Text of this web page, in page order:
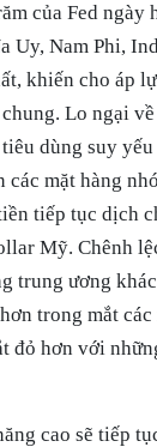
của Fed ngày
Uy, Nam Phi,
khiến cho áp
Lo ngại về
dùng suy
các mặt hàng
tiếp tục dịch
Mỹ. Chênh
trung ương
trong mắt các
đỏ hơn với
cao sẽ tiếp